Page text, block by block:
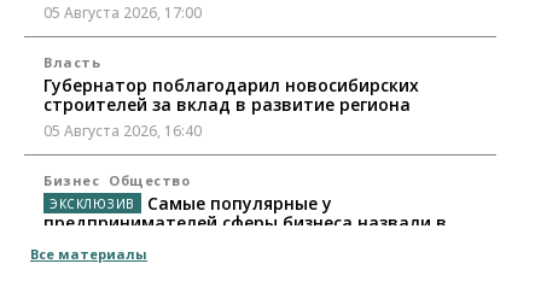
05 Августа 2026, 17:00
Власть
Губернатор поблагодарил новосибирских
строителей за вклад в развитие региона
05 Августа 2026, 16:40
Бизнес Общество
Самые популярные у
предпринимателей сферы бизнеса назвали в
05 Августа 2026, 16:00
Все материалы